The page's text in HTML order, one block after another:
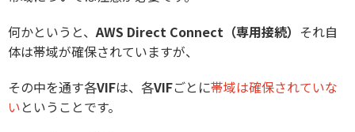
何かというと、AWS Direct Connect（専用接続） それ自
体は帯域が確保されていますが、
その中を通す各VIFは、各VIFごとに帯域は確保されていな
いということです。